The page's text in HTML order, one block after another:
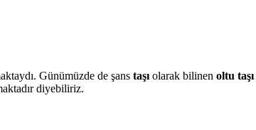
Günümüzde de şans taşı olarak bilinen oltu taşı
diyebiliriz.